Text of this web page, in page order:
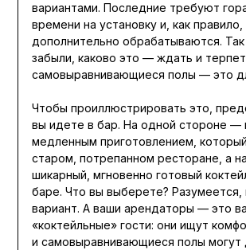
вариантами. Последние требуют
времени на установку и, как правило,
дополнительно обрабатываются.
забыли, каково это — ждать и
самовыравнивающиеся полы — это
Чтобы проиллюстрировать это,
вы идете в бар. На одной стороне —
медленным приготовлением,
старом, потрепанном ресторане, а
шикарный, мгновенно готовый
баре. Что вы выберете? Разумеется,
вариант. А ваши арендаторы — это
«коктейльные» гости: они ищут
и самовыравнивающиеся полы могут